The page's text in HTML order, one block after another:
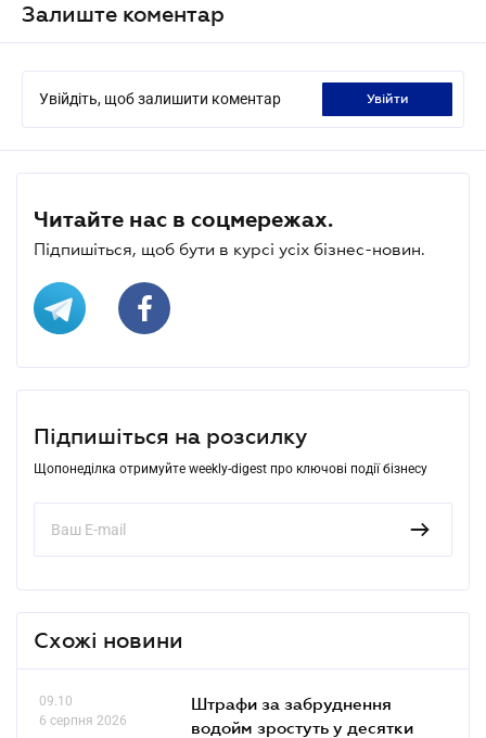
Залиште коментар
Увійдіть, щоб залишити коментар увійти
Читайте нас в соцмережах.
Підпишіться, щоб бути в курсі усіх бізнес-новин.
Підпишіться на розсилку
Щопонеділка отримуйте weekly-digest про ключові події бізнесу
Схожі новини
09.10
6 серпня 2026
Штрафи за забруднення
водойм зростуть у десятки